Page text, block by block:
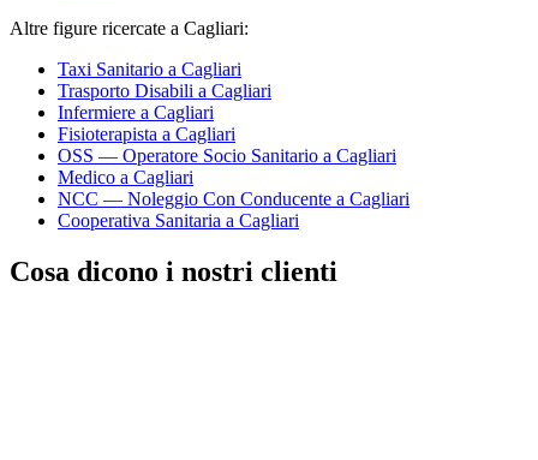
Altre figure ricercate a Cagliari:
Taxi Sanitario a Cagliari
Trasporto Disabili a Cagliari
Infermiere a Cagliari
Fisioterapista a Cagliari
OSS — Operatore Socio Sanitario a Cagliari
Medico a Cagliari
NCC — Noleggio Con Conducente a Cagliari
Cooperativa Sanitaria a Cagliari
Cosa dicono i nostri clienti